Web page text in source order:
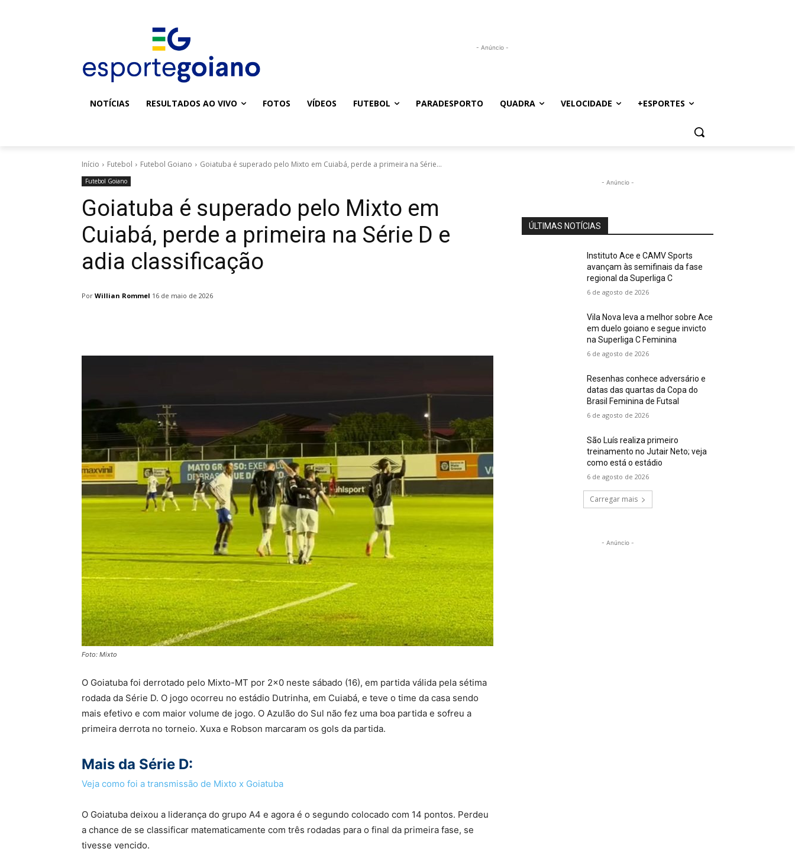
- Anúncio -
NOTÍCIAS RESULTADOS AO VIVO FOTOS VÍDEOS FUTEBOL PARADESPORTO QUADRA VELOCIDADE +ESPORTES
Início Futebol Futebol Goiano Goiatuba é superado pelo Mixto em Cuiabá, perde a primeira na Série...
Futebol Goiano
Goiatuba é superado pelo Mixto em
Cuiabá, perde a primeira na Série D e
adia classificação
Por Willian Rommel 16 de maio de 2026
Foto: Mixto
O Goiatuba foi derrotado pelo Mixto-MT por 2×0 neste sábado (16), em partida válida pela sétima
rodada da Série D. O jogo ocorreu no estádio Dutrinha, em Cuiabá, e teve o time da casa sendo
mais efetivo e com maior volume de jogo. O Azulão do Sul não fez uma boa partida e sofreu a
primeira derrota no torneio. Xuxa e Robson marcaram os gols da partida.
Mais da Série D:
Veja como foi a transmissão de Mixto x Goiatuba
O Goiatuba deixou a liderança do grupo A4 e agora é o segundo colocado com 14 pontos. Perdeu
a chance de se classificar matematicamente com três rodadas para o final da primeira fase, se
tivesse vencido.
- Anúncio -
ÚLTIMAS NOTÍCIAS
Instituto Ace e CAMV Sports
avançam às semifinais da fase
regional da Superliga C
6 de agosto de 2026
Vila Nova leva a melhor sobre Ace
em duelo goiano e segue invicto
na Superliga C Feminina
6 de agosto de 2026
Resenhas conhece adversário e
datas das quartas da Copa do
Brasil Feminina de Futsal
6 de agosto de 2026
São Luís realiza primeiro
treinamento no Jutair Neto; veja
como está o estádio
6 de agosto de 2026
Carregar mais
- Anúncio -